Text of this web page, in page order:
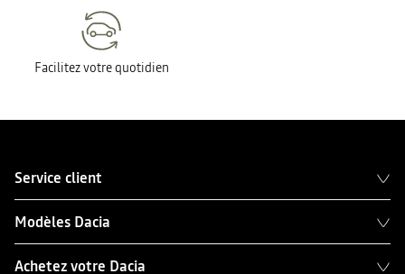
Facilitez votre quotidien
Service client
Modèles Dacia
Achetez votre Dacia